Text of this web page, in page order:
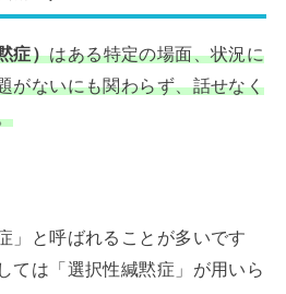
症）はある特定の場面、状況に
がないにも関わらず、話せなく
」と呼ばれることが多いです
ては「選択性緘黙症」が用いら